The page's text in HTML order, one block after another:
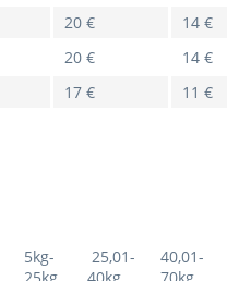
20 €
14 €
20 €
14 €
17 € 11 €
5kg-
25,01-
40,01-